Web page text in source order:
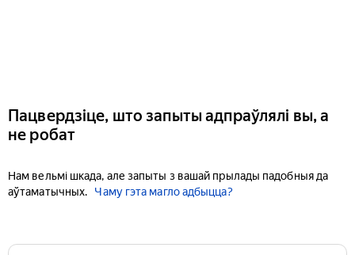
Пацвердзіце, што запыты адпраўлялі вы, а
не робат
Нам вельмі шкада, але запыты з вашай прылады падобныя да
аўтаматычных.
Чаму гэта магло адбыцца?